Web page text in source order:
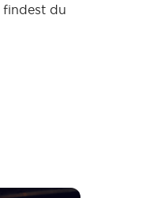
findest du